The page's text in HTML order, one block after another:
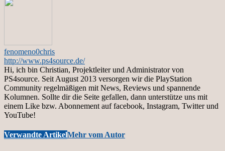
fenomeno0chris
http://www.ps4source.de/
Hi, ich bin Christian, Projektleiter und Administrator von
PS4source. Seit August 2013 versorgen wir die PlayStation
Community regelmäßigen mit News, Reviews und spannende
Kolumnen. Sollte dir die Seite gefallen, dann unterstütze uns mit
einem Like bzw. Abonnement auf facebook, Instagram, Twitter und
YouTube!
Verwandte ArtikelMehr vom Autor